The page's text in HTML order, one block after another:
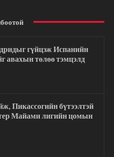
гүйцэж Испанийн
авахын төлөө тэмцэлд
Пикассогийн бүтээлтэй
Майами лигийн цомын